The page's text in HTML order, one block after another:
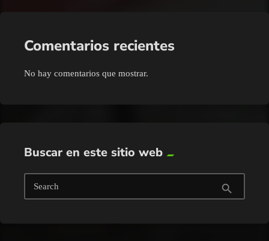
Comentarios recientes
No hay comentarios que mostrar.
Buscar en este sitio web
Search search